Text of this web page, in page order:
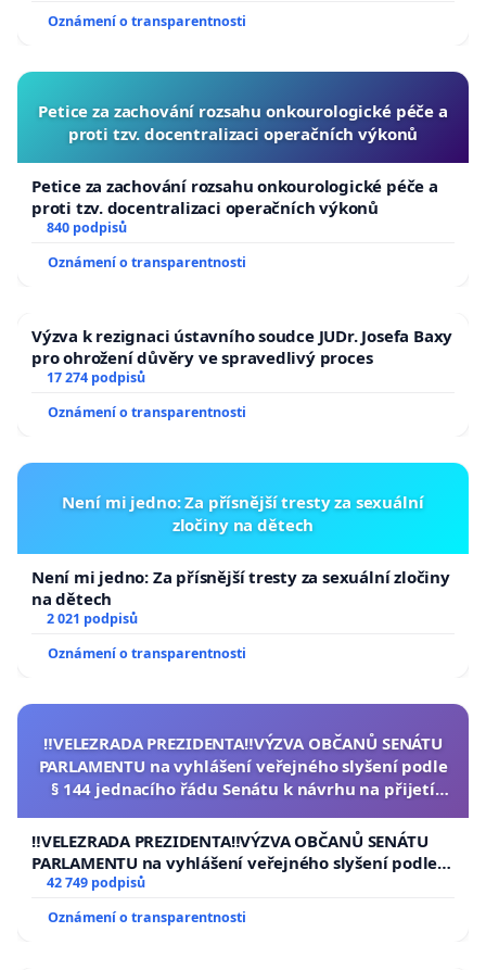
Oznámení o transparentnosti
Petice za zachování rozsahu onkourologické péče a
proti tzv. docentralizaci operačních výkonů
Petice za zachování rozsahu onkourologické péče a
proti tzv. docentralizaci operačních výkonů
840 podpisů
Oznámení o transparentnosti
Výzva k rezignaci ústavního soudce JUDr. Josefa Baxy
pro ohrožení důvěry ve spravedlivý proces
17 274 podpisů
Oznámení o transparentnosti
Není mi jedno: Za přísnější tresty za sexuální
zločiny na dětech
Není mi jedno: Za přísnější tresty za sexuální zločiny
na dětech
2 021 podpisů
Oznámení o transparentnosti
‼️VELEZRADA PREZIDENTA‼️VÝZVA OBČANŮ SENÁTU
PARLAMENTU na vyhlášení veřejného slyšení podle
§ 144 jednacího řádu Senátu k návrhu na přijetí
republiky
‼️VELEZRADA PREZIDENTA‼️VÝZVA OBČANŮ SENÁTU
PARLAMENTU na vyhlášení veřejného slyšení podle §
144 jednacího řádu Senátu k návrhu na přijetí
republiky
42 749 podpisů
Oznámení o transparentnosti